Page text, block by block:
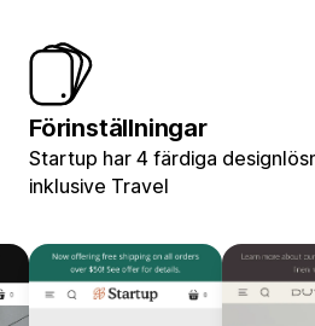
Förinställningar
Startup har 4 färdiga
inklusive Travel